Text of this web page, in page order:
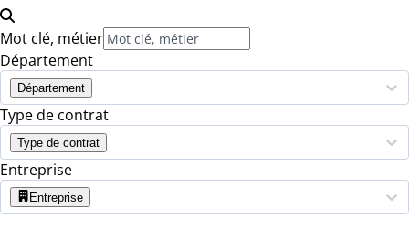
Mot clé, métier
Département
Département
Type de contrat
Type de contrat
Entreprise
Entreprise